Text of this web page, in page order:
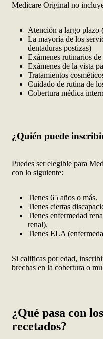
Medicare Original no
Atención a largo plazo
La mayoría de los
dentaduras postizas)
Exámenes rutinarios
Exámenes de la vista
Tratamientos
Cuidado de rutina de
Cobertura médica
¿Quién puede
Puedes ser elegible para
con lo siguiente:
Tienes 65 años o más.
Tienes ciertas
Tienes enfermedad
renal).
Tienes ELA
Si calificas por edad,
brechas en la cobertura o
¿Qué pasa con
recetados?